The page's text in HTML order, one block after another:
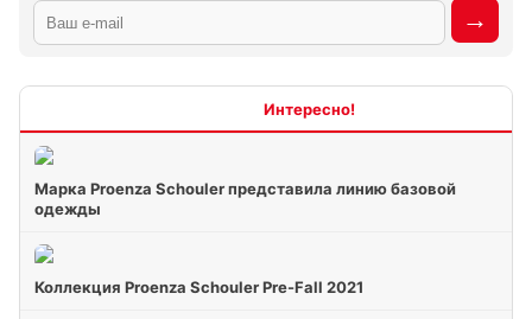
Марка Proenza Schouler представила линию базовой
одежды
Коллекция Proenza Schouler Pre-Fall 2021